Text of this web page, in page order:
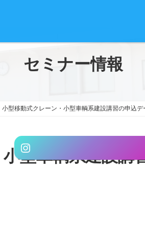
Instagram
グ
ル
ー
セミナー情報
小型移動式クレーン・小型車輌系建設講習の申込デ
型車輌系建設講